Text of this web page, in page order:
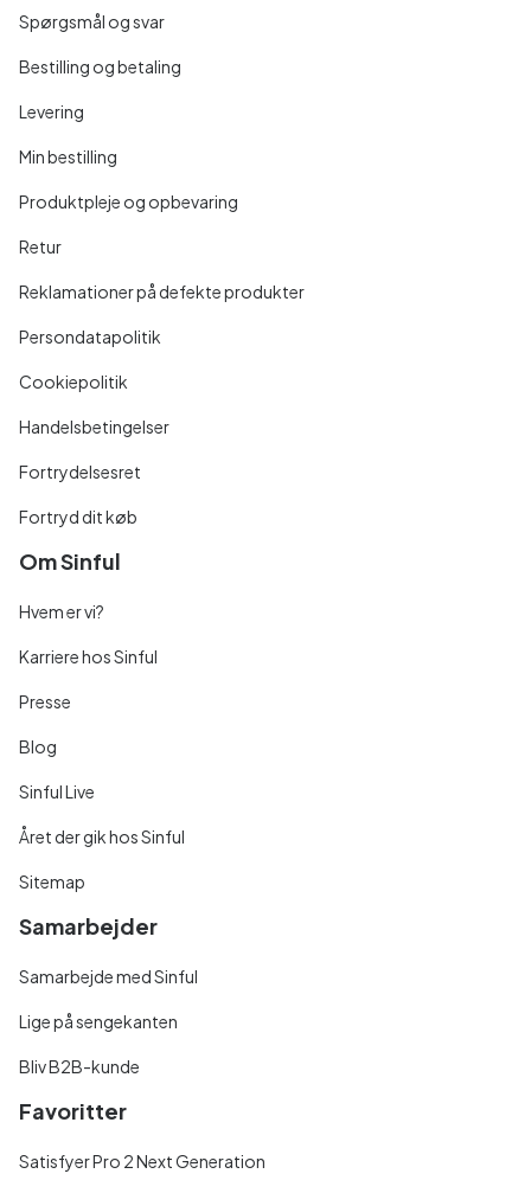
Spørgsmål og svar
Bestilling og betaling
Levering
Min bestilling
Produktpleje og opbevaring
Retur
Reklamationer på defekte produkter
Persondatapolitik
Cookiepolitik
Handelsbetingelser
Fortrydelsesret
Fortryd dit køb
Om Sinful
Hvem er vi?
Karriere hos Sinful
Presse
Blog
Sinful Live
Året der gik hos Sinful
Sitemap
Samarbejder
Samarbejde med Sinful
Lige på sengekanten
Bliv B2B-kunde
Favoritter
Satisfyer Pro 2 Next Generation